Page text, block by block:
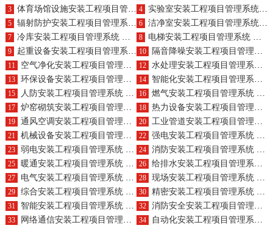
3 体育场馆设施安装工程项目管理系统 数据赋能，洞察市场先机 4 实验室安装工程项目管理系统 数据导航，智慧决策无忧
5 辐射防护安装工程项目管理系统 洞悉数据，预见商业机遇 6 洁净室安装工程项目管理系统 数据驱动，优化业务布局
7 冷库安装工程项目管理系统 智慧分析，解锁数据价值 8 电梯安装工程项目管理系统 数据为眼，透视市场动向
9 起重设备安装工程项目管理系统 精准分析，数据引领决策 10 隔音降噪安装工程项目管理系统 数据深挖，洞察未来趋势
11 空气净化安装工程项目管理系统 让企业高效实现业务多元化 12 水处理安装工程项目管理系统 是企业稳健前行的内在动力
13 环保设备安装工程项目管理系统 让企业高效提升运营效率与质量 14 智能化安装工程项目管理系统 让企业轻松应对市场挑战
15 人防安装工程项目管理系统 助力企业高效提升品牌形象 16 燃气安装工程项目管理系统 让企业高效赢得行业地位
17 炉窑砌筑安装工程项目管理系统 助力企业实现可持续发展目标 18 热力设备安装工程项目管理系统 让企业高效提升风险应对能力
19 通风空调安装工程项目管理系统 让企业轻松实现成本控制 20 工业管道安装工程项目管理系统 助力企业高效提升服务质量
21 机械设备安装工程项目管理系统 让企业高效实现战略目标 22 强电安装工程项目管理系统 是企业持续创新的源泉
23 弱电安装工程项目管理系统 让企业高效提升团队协同能力 24 消防安装工程项目管理系统 让企业轻松驾驭市场机遇
25 暖通安装工程项目管理系统 助力企业高效提升创新能力 26 给排水安装工程项目管理系统 让企业高效赢得客户信赖
27 电气安装工程项目管理系统 助力企业实现规模扩张 28 现场安装工程项目管理系统 让企业高效提升决策效率
29 综合安装工程项目管理系统 让企业轻松实现盈利增长 30 精密安装工程项目管理系统 让企业高效创造无限可能
31 智能安装工程项目管理系统 是企业稳健发展的有力保障 32 消防安全安装工程项目管理系统 让企业高效把握市场脉搏
33 网络通信安装工程项目管理系统 让企业轻松应对市场变化 34 自动化安装工程项目管理系统 助力企业高效提升运营效率